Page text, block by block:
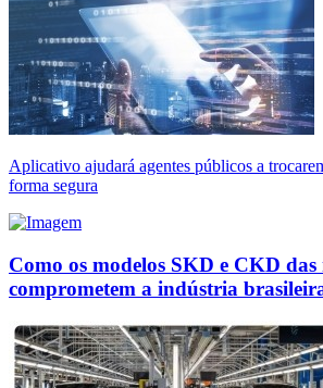
Aplicativo ajudará agentes públicos a
forma segura
Como os modelos SKD e CKD das
comprometem a indústria